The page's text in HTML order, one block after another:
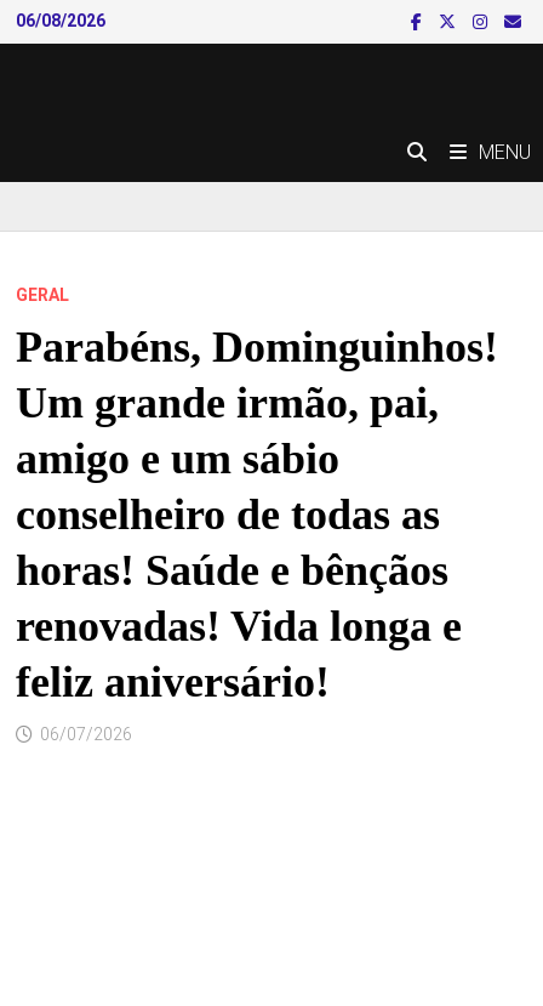
Skip
to
06/08/2026
MENU
GERAL
Parabéns, Dominguinhos!
Um grande irmão, pai,
amigo e um sábio
conselheiro de todas as
horas! Saúde e bênçãos
renovadas! Vida longa e
feliz aniversário!
06/07/2026